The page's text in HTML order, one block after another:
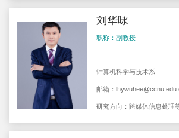
刘华咏
职称：副教授
计算机科学与技术系
邮箱：
研究方向：跨媒体信息处理